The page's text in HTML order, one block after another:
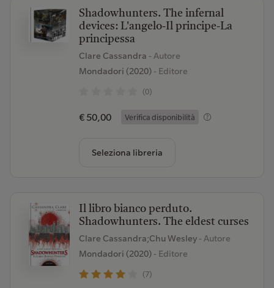
Shadowhunters. The infernal
devices: L'angelo-Il principe-La
principessa
Clare Cassandra - Autore
Mondadori (2020)- Editore
(0)
€ 50,00 Verifica disponibilità
Seleziona libreria
Il libro bianco perduto.
Shadowhunters. The eldest curses
Clare Cassandra;Chu Wesley - Autore
Mondadori (2020)- Editore
(7)